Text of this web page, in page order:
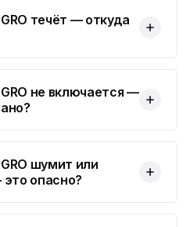
в Колпино
28, Всеволожск
течёт — откуда
не включается —
шумит или
опасно?